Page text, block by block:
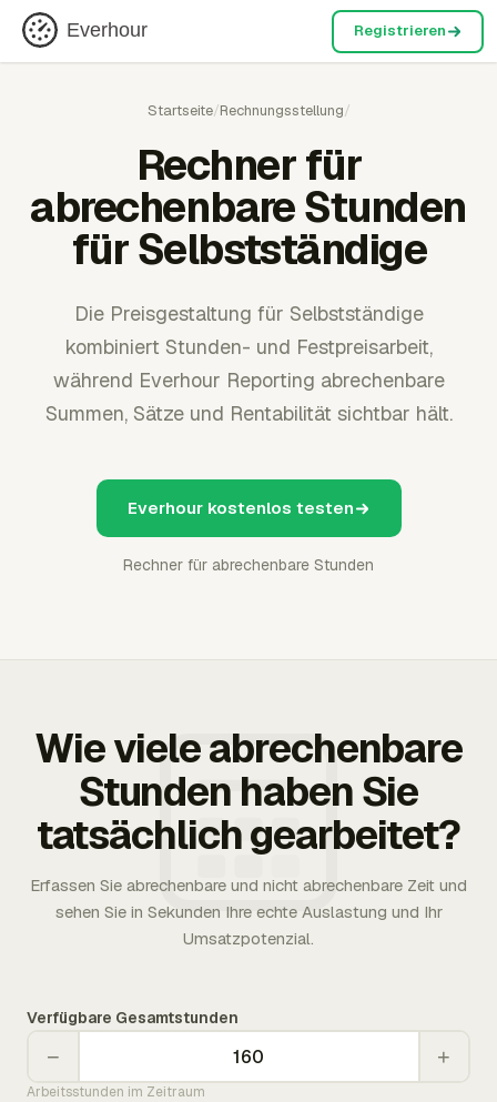
Everhour Registrieren
Startseite/Rechnungsstellung/
Rechner für
abrechenbare Stunden
für Selbstständige
Die Preisgestaltung für Selbstständige
kombiniert Stunden- und Festpreisarbeit,
während Everhour Reporting abrechenbare
Summen, Sätze und Rentabilität sichtbar hält.
Everhour kostenlos testen
Rechner für abrechenbare Stunden
Wie viele abrechenbare
Stunden haben Sie
tatsächlich gearbeitet?
Erfassen Sie abrechenbare und nicht abrechenbare Zeit und
sehen Sie in Sekunden Ihre echte Auslastung und Ihr
Umsatzpotenzial.
Verfügbare Gesamtstunden
− +
Arbeitsstunden im Zeitraum